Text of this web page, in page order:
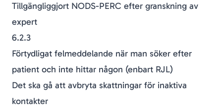
Tillgängliggjort NODS-PERC efter granskning av
expert
6.2.3
Förtydligat felmeddelande när man söker efter
patient och inte hittar någon (enbart RJL)
Det ska gå att avbryta skattningar för inaktiva
kontakter